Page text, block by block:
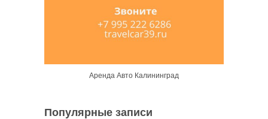
Аренда Авто Калининград
Популярные записи